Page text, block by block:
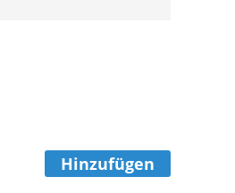
Hinzufügen